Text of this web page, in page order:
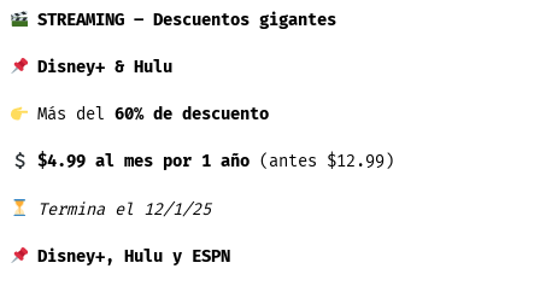
STREAMING – Descuentos gigantes
Disney+ & Hulu
Más del60% de descuento
$4.99 al mes por 1 año (antes $12.99)
Termina el 12/1/25
Disney+, Hulu y ESPN